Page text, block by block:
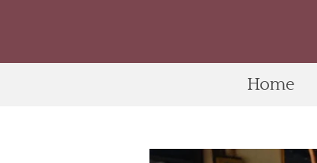
Home